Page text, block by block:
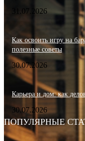
31.07.2026
Как освоить игру на
полезные советы
30.07.2026
Карьера и дом: как
30.07.2026
ПОПУЛЯРНЫЕ